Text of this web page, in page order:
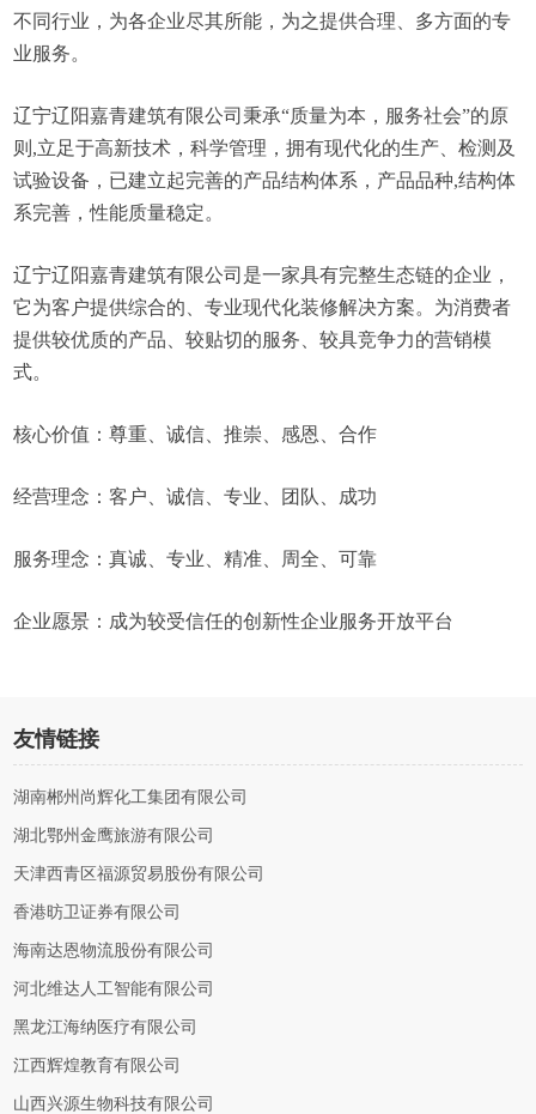
不同行业，为各企业尽其所能，为之提供合理、多方面的专
业服务。
辽宁辽阳嘉青建筑有限公司秉承“质量为本，服务社会”的原
则,立足于高新技术，科学管理，拥有现代化的生产、检测及
试验设备，已建立起完善的产品结构体系，产品品种,结构体
系完善，性能质量稳定。
辽宁辽阳嘉青建筑有限公司是一家具有完整生态链的企业，
它为客户提供综合的、专业现代化装修解决方案。为消费者
提供较优质的产品、较贴切的服务、较具竞争力的营销模
式。
核心价值：尊重、诚信、推崇、感恩、合作
经营理念：客户、诚信、专业、团队、成功
服务理念：真诚、专业、精准、周全、可靠
企业愿景：成为较受信任的创新性企业服务开放平台
友情链接
湖南郴州尚辉化工集团有限公司
湖北鄂州金鹰旅游有限公司
天津西青区福源贸易股份有限公司
香港昉卫证券有限公司
海南达恩物流股份有限公司
河北维达人工智能有限公司
黑龙江海纳医疗有限公司
江西辉煌教育有限公司
山西兴源生物科技有限公司